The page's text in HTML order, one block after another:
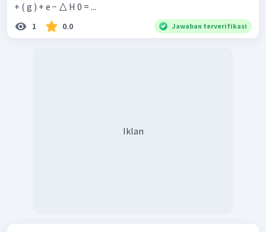
+ ( g ) + e − △ H 0 = ...
1 0.0 Jawaban terverifikasi
Iklan